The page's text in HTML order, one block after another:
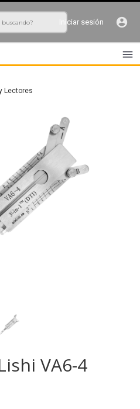
Iniciar sesión account_circle
menu
Lectores
VA6-4